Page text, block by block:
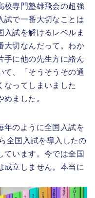
校専門塾雄飛会の超強
試で一番大切なことは
入試を解けるレベルま
大切なんだって。わか
手に他の先生方に絡ん
て、「そうそうその通
なってしまいました
めました。
年のように全国入試を
全国入試を導入したの
ています。今では全国
成立しません。本当に